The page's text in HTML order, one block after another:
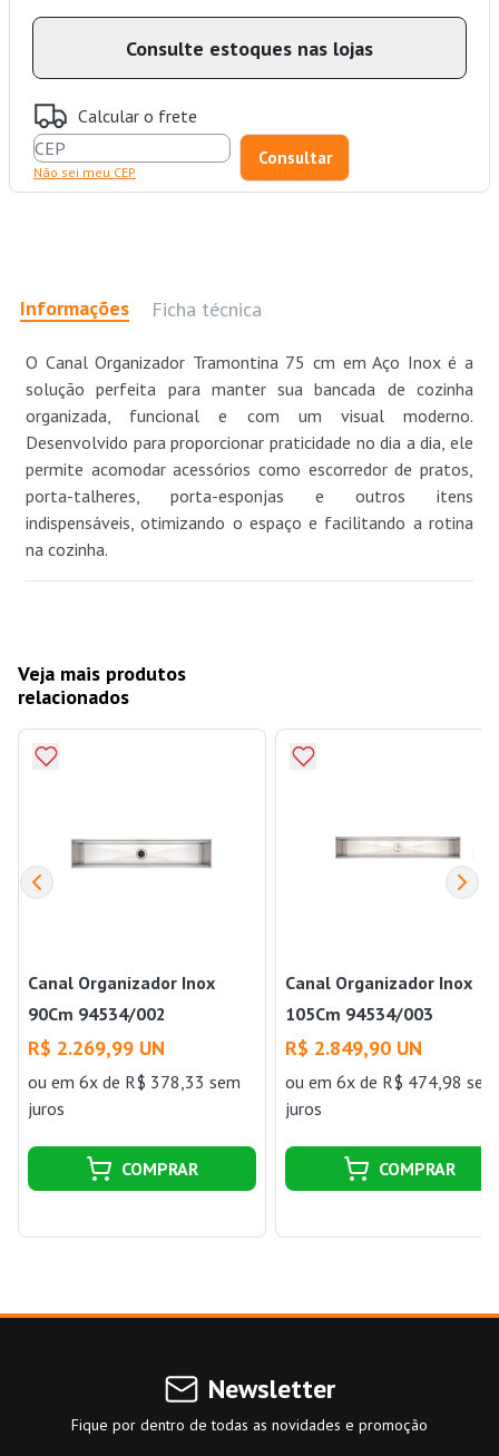
Consulte estoques nas lojas
Calcular o frete
Não sei meu CEP
Informações Ficha técnica
O Canal Organizador Tramontina 75 cm em Aço Inox é a
solução perfeita para manter sua bancada de cozinha
organizada, funcional e com um visual moderno.
Desenvolvido para proporcionar praticidade no dia a dia, ele
permite acomodar acessórios como escorredor de pratos,
porta-talheres, porta-esponjas e outros itens
indispensáveis, otimizando o espaço e facilitando a rotina
na cozinha.
Veja mais produtos
relacionados
Canal Organizador Inox
90Cm 94534/002
Tramontina
R$ 2.269,99 UN
ou em 6x de R$ 378,33 sem
juros
COMPRAR
Canal Organizador Inox
105Cm 94534/003
R$ 2.849,90 UN
ouem 6x de R$ 474,98 sem
juros
COMPRAR
Newsletter
Fique por dentro de todas as novidades e promoção